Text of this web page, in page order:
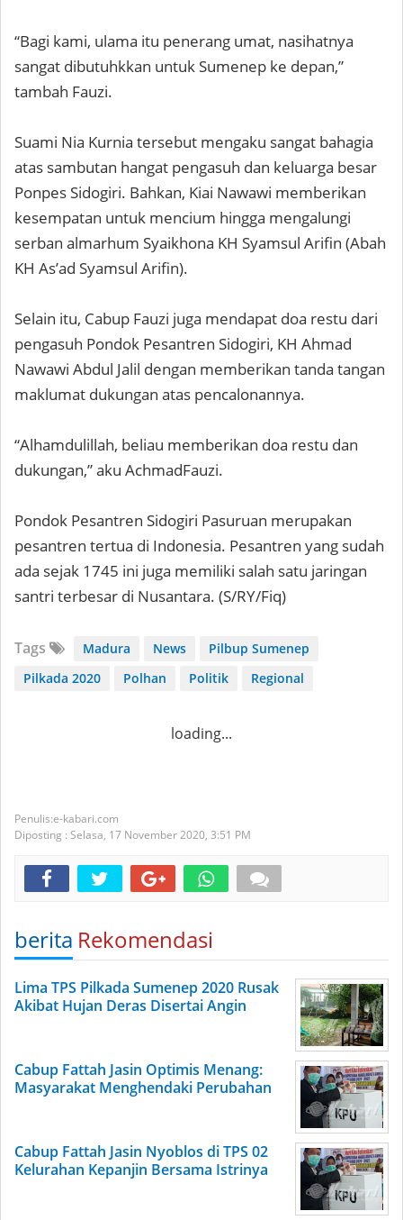
“Bagi kami, ulama itu penerang umat, nasihatnya
sangat dibutuhkkan untuk Sumenep ke depan,”
tambah Fauzi.
Suami Nia Kurnia tersebut mengaku sangat bahagia
atas sambutan hangat pengasuh dan keluarga besar
Ponpes Sidogiri. Bahkan, Kiai Nawawi memberikan
kesempatan untuk mencium hingga mengalungi
serban almarhum Syaikhona KH Syamsul Arifin (Abah
KH As’ad Syamsul Arifin).
Selain itu, Cabup Fauzi juga mendapat doa restu dari
pengasuh Pondok Pesantren Sidogiri, KH Ahmad
Nawawi Abdul Jalil dengan memberikan tanda tangan
maklumat dukungan atas pencalonannya.
“Alhamdulillah, beliau memberikan doa restu dan
dukungan,” aku AchmadFauzi.
Pondok Pesantren Sidogiri Pasuruan merupakan
pesantren tertua di Indonesia. Pesantren yang sudah
ada sejak 1745 ini juga memiliki salah satu jaringan
santri terbesar di Nusantara. (S/RY/Fiq)
Tags Madura News
Pilbup Sumenep
Pilkada 2020
Polhan Politik Regional
loading...
e-kabari.com
Diposting : Selasa, 17 November 2020, 3:51 PM
berita Rekomendasi
Lima TPS Pilkada Sumenep 2020 Rusak
Akibat Hujan Deras Disertai Angin
Cabup Fattah Jasin Optimis Menang:
Masyarakat Menghendaki Perubahan
Cabup Fattah Jasin Nyoblos di TPS 02
Kelurahan Kepanjin Bersama Istrinya